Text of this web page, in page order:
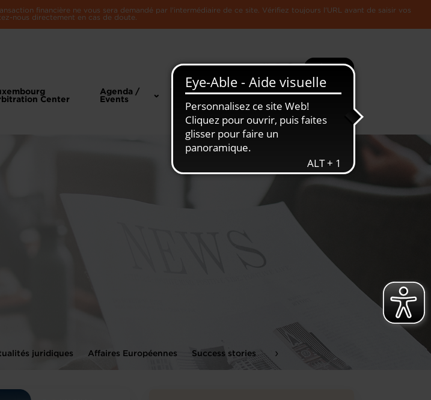
financière ne vous sera demandé par l'intermédiaire de ce site. Vérifiez toujours l'URL avant de saisir vos
nous directement en cas de doute.
Recherche Plus
Center
Agenda /
Events
Toute
L'Economie
juridiques Affaires Européennes Success stories Visites d'entreprises